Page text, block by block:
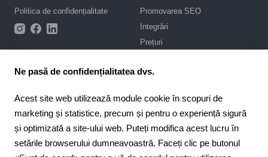
Politica de confidențialitate
Promovarea SEO
Integrări
Prețuri
Asistență
Pentru parteneri
Ne pasă de confidențialitatea dvs.
Acest site web utilizează module cookie în scopuri de
marketing și statistice, precum și pentru o experiență sigură
și optimizată a site-ului web. Puteți modifica acest lucru în
setările browserului dumneavoastră. Faceți clic pe butonul